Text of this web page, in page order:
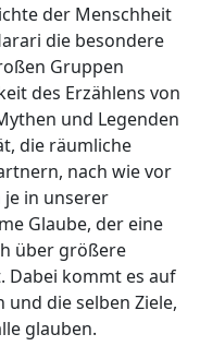
der Menschheit
die besondere
Gruppen
des Erzählens von
und Legenden
die räumliche
nach wie vor
je in unserer
Glaube, der eine
über größere
Dabei kommt es auf
und die selben Ziele,
glauben.